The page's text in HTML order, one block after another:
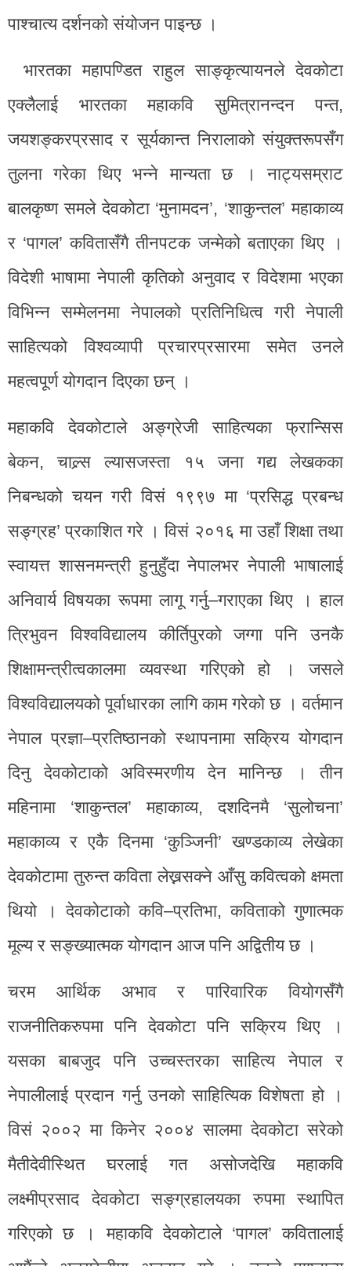
पाश्चात्य दर्शनको संयोजन पाइन्छ ।
भारतका महापण्डित राहुल साङ्कृत्यायनले देवकोटा
एक्लैलाई भारतका महाकवि सुमित्रानन्दन पन्त,
जयशङ्करप्रसाद र सूर्यकान्त निरालाको संयुक्तरूपसँग
तुलना गरेका थिए भन्ने मान्यता छ । नाट्यसम्राट
बालकृष्ण समले देवकोटा ‘मुनामदन’, ‘शाकुन्तल’ महाकाव्य
र ‘पागल’ कवितासँगै तीनपटक जन्मेको बताएका थिए ।
विदेशी भाषामा नेपाली कृतिको अनुवाद र विदेशमा भएका
विभिन्न सम्मेलनमा नेपालको प्रतिनिधित्व गरी नेपाली
साहित्यको विश्वव्यापी प्रचारप्रसारमा समेत उनले
महत्वपूर्ण योगदान दिएका छन् ।
महाकवि देवकोटाले अङ्ग्रेजी साहित्यका फ्रान्सिस
बेकन, चाल्र्स ल्यासजस्ता १५ जना गद्य लेखकका
निबन्धको चयन गरी विसं १९९७ मा ‘प्रसिद्ध प्रबन्ध
सङ्ग्रह’ प्रकाशित गरे । विसं २०१६ मा उहाँ शिक्षा तथा
स्वायत्त शासनमन्त्री हुनुहुँदा नेपालभर नेपाली भाषालाई
अनिवार्य विषयका रूपमा लागू गर्नु–गराएका थिए । हाल
त्रिभुवन विश्वविद्यालय कीर्तिपुरको जग्गा पनि उनकै
शिक्षामन्त्रीत्वकालमा व्यवस्था गरिएको हो । जसले
विश्वविद्यालयको पूर्वाधारका लागि काम गरेको छ । वर्तमान
नेपाल प्रज्ञा–प्रतिष्ठानको स्थापनामा सक्रिय योगदान
दिनु देवकोटाको अविस्मरणीय देन मानिन्छ । तीन
महिनामा ‘शाकुन्तल’ महाकाव्य, दशदिनमै ‘सुलोचना’
महाकाव्य र एकै दिनमा ‘कुञ्जिनी’ खण्डकाव्य लेखेका
देवकोटामा तुरुन्त कविता लेख्नसक्ने आँसु कवित्वको क्षमता
थियो । देवकोटाको कवि–प्रतिभा, कविताको गुणात्मक
मूल्य र सङ्ख्यात्मक योगदान आज पनि अद्वितीय छ ।
चरम आर्थिक अभाव र पारिवारिक वियोगसँगै
राजनीतिकरुपमा पनि देवकोटा पनि सक्रिय थिए ।
यसका बाबजुद पनि उच्चस्तरका साहित्य नेपाल र
नेपालीलाई प्रदान गर्नु उनको साहित्यिक विशेषता हो ।
विसं २००२ मा किनेर २००४ सालमा देवकोटा सरेको
मैतीदेवीस्थित घरलाई गत असोजदेखि महाकवि
लक्ष्मीप्रसाद देवकोटा सङ्ग्रहालयका रुपमा स्थापित
गरिएको छ । महाकवि देवकोटाले ‘पागल’ कवितालाई